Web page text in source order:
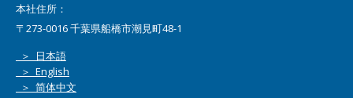
本社住所：
〒273-0016 千葉県船橋市潮見町48-1
＞ 日本語
＞ English
＞ 简体中文